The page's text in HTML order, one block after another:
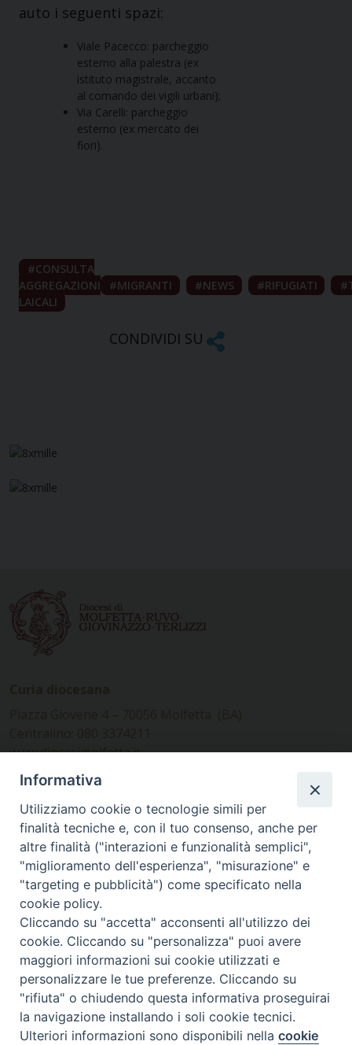
auto i seguenti spazi:
Viale Pacecco: parcheggio
esterno alla palestra (ex
istituto magistrale, accanto
al comando dei vigili urbani);
Via Carelli: parcheggio
esterno (ex mercato dei
fiori).
CONSULTA
AGGREGAZIONI
LAICALI
MIGRANTI NEWS RIFUGIATI
CONDIVIDI SU
www.diocesimolfetta.it –
diocesimolfetta@pec.chiesacattolica.it
Ufficio Comunicazioni sociali
Piazza Giovene 4 – 70056 Molfetta (BA)
comunicazionisociali@diocesimolfetta.it
SEGUICI SU
Facebook
Instagram
X YouTube
Feed
Privacy Policy - trasparenza
© 2016 - 2026 Diocesi Molfetta Ruvo Giovinazzo Terlizzi
Preferenze Cookie
Informativa
Utilizziamo cookie o tecnologie simili per
finalità tecniche e, con il tuo consenso, anche per
altre finalità ("interazioni e funzionalità semplici",
"miglioramento dell'esperienza", "misurazione" e
"targeting e pubblicità") come specificato nella
cookie policy.
Cliccando su "accetta" acconsenti all'utilizzo dei
cookie. Cliccando su "personalizza" puoi avere
maggiori informazioni sui cookie utilizzati e
personalizzare le tue preferenze. Cliccando su
"rifiuta" o chiudendo questa informativa proseguirai
la navigazione installando i soli cookie tecnici.
Ulteriori informazioni sono disponibili nellacookie